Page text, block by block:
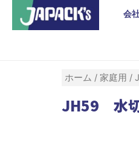
会
ホーム / 家庭用 /
JH59 水切